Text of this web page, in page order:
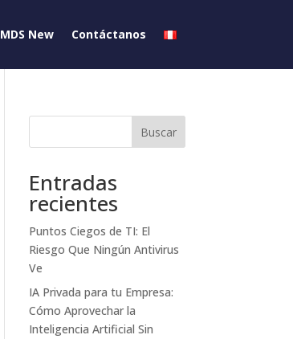
MDS New Contáctanos
Buscar
Entradas
recientes
Puntos Ciegos de TI: El
Riesgo Que Ningún Antivirus
Ve
IA Privada para tu Empresa:
Cómo Aprovechar la
Inteligencia Artificial Sin